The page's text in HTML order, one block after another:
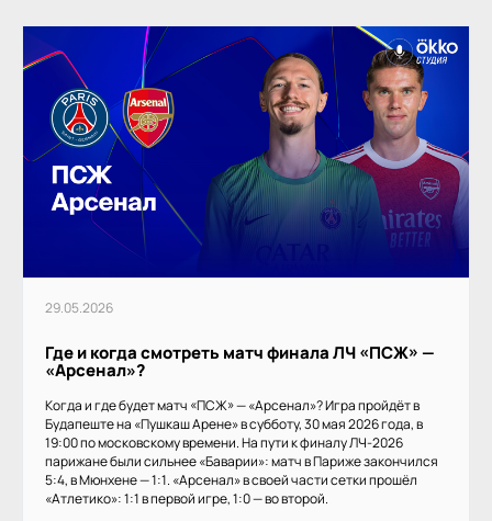
29.05.2026
Где и когда смотреть матч финала ЛЧ «ПСЖ» —
«Арсенал»?
Когда и где будет матч «ПСЖ» — «Арсенал»? Игра пройдёт в
Будапеште на «Пушкаш Арене» в субботу, 30 мая 2026 года, в
19:00 по московскому времени. На пути к финалу ЛЧ-2026
парижане были сильнее «Баварии»: матч в Париже закончился
5:4, в Мюнхене — 1:1. «Арсенал» в своей части сетки прошёл
«Атлетико»: 1:1 в первой игре, 1:0 — во второй.